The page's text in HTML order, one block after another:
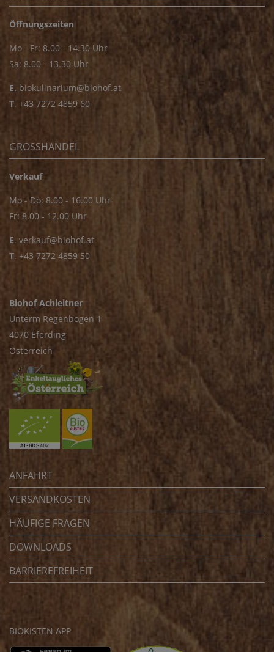
Öffnungszeiten
Mo - Fr: 8.00 - 14.30 Uhr
Sa: 8.00 - 13.30 Uhr
E. biokulinarium@biohof.at
T. +43 7272 4859 60
GROSSHANDEL
Verkauf
Mo - Do: 8.00 - 16.00 Uhr
Fr: 8.00 - 12.00 Uhr
E. verkauf@biohof.at
T. +43 7272 4859 50
Biohof Achleitner
Unterm Regenbogen 1
4070 Eferding
Österreich
ANFAHRT
VERSANDKOSTEN
HÄUFIGE FRAGEN
DOWNLOADS
BARRIEREFREIHEIT
BIOKISTEN APP